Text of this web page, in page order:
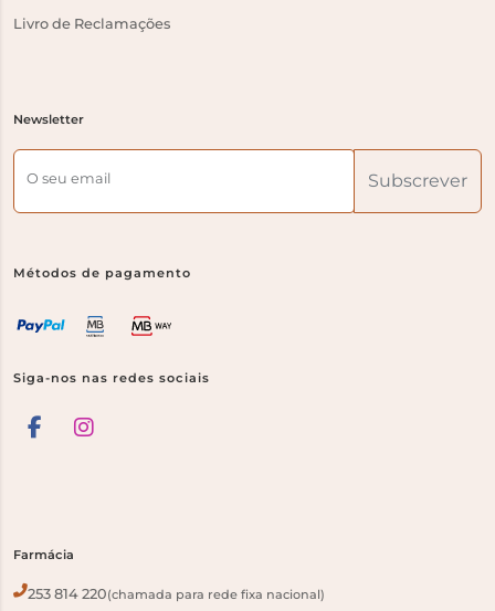
Livro de Reclamações
Newsletter
O seu email Subscrever
Métodos de pagamento
Siga-nos nas redes sociais
Farmácia
253 814 220(chamada para rede fixa nacional)